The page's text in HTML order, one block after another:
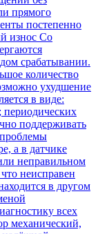
прямого
постепенно
износ Со
срабатывании.
количество
ухудшение
в виде:
периодических
поддерживать
а в датчике
неправильном
неисправен
в другом
всех
механический,